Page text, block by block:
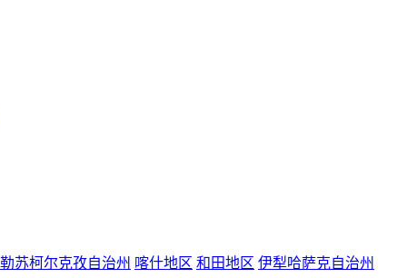
苏柯尔克孜自治州 喀什地区 和田地区 伊犁哈萨克自治州